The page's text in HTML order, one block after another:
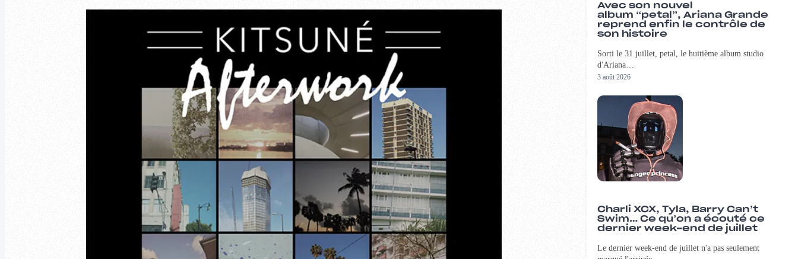
Avec son nouvel
album “petal”, Ariana Grande
reprend enfin le contrôle de
son histoire
Sorti le 31 juillet, petal, le huitième album studio
d'Ariana…
3 août 2026
Charli XCX, Tyla, Barry Can’t
Swim… Ce qu’on a écouté ce
dernier week-end de juillet
Le dernier week-end de juillet n'a pas seulement